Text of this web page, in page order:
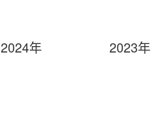
2024年 2023年